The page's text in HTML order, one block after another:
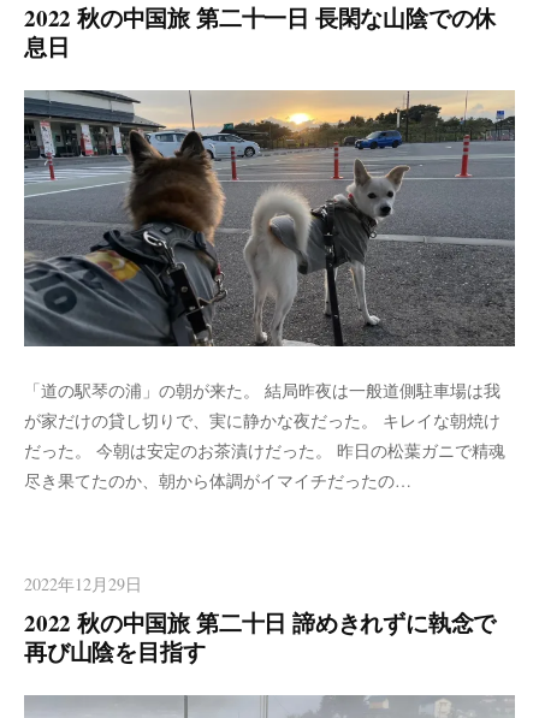
2022 秋の中国旅 第二十一日 長閑な山陰での休
息日
「道の駅琴の浦」の朝が来た。 結局昨夜は一般道側駐車場は我
が家だけの貸し切りで、実に静かな夜だった。 キレイな朝焼け
だった。 今朝は安定のお茶漬けだった。 昨日の松葉ガニで精魂
尽き果てたのか、朝から体調がイマイチだったの…
2022年12月29日
2022 秋の中国旅 第二十日 諦めきれずに執念で
再び山陰を目指す